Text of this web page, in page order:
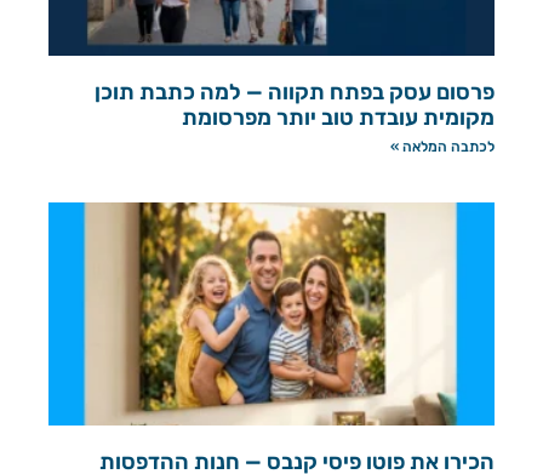
פרסום עסק בפתח תקווה — למה כתבת תוכן
מקומית עובדת טוב יותר מפרסומת
לכתבה המלאה »
הכירו את פוטו פיסי קנבס — חנות ההדפסות